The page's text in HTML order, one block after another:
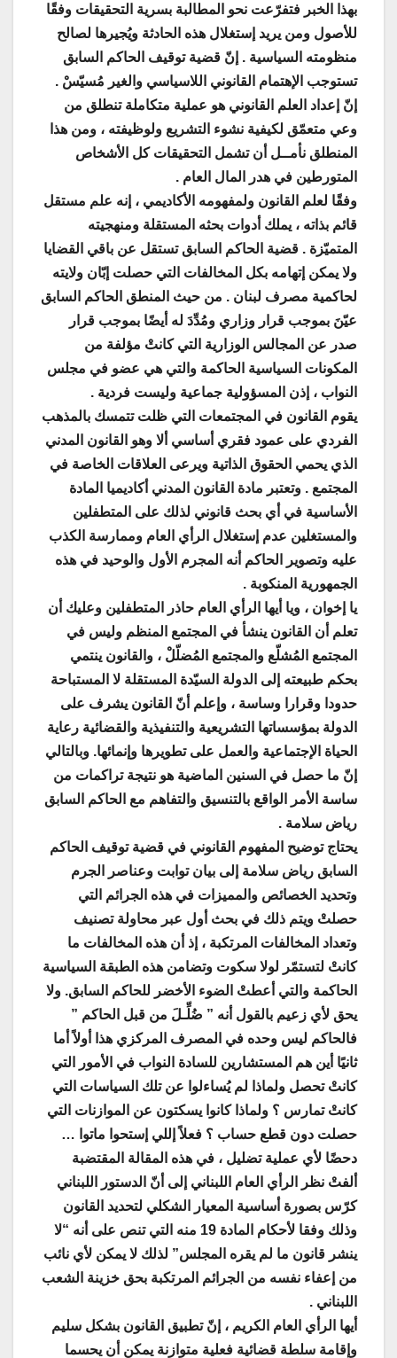
بهذا الخبر فتفرّعت نحو المطالبة بسرية التحقيقات وفقًا
للأصول ومن يريد إستغلال هذه الحادثة ويُجيرها لصالح
منظومته السياسية . إنّ قضية توقيف الحاكم السابق
تستوجب الإهتمام القانوني اللاسياسي والغير مُسيّسْ .
إنّ إعداد العلم القانوني هو عملية متكاملة تنطلق من
وعي متعمّق لكيفية نشوء التشريع ولوظيفته ، ومن هذا
المنطلق نأمــل أن تشمل التحقيقات كل الأشخاص
المتورطين في هدر المال العام .
وفقًا لعلم القانون ولمفهومه الأكاديمي ، إنه علم مستقل
قائم بذاته ، يملك أدوات بحثه المستقلة ومنهجيته
المتميّزة . قضية الحاكم السابق تستقل عن باقي القضايا
ولا يمكن إتهامه بكل المخالفات التي حصلت إبّان ولايته
لحاكمية مصرف لبنان . من حيث المنطق الحاكم السابق
عيّنَ بموجب قرار وزاري ومُدِّدَ له أيضًا بموجب قرار
صدر عن المجالس الوزارية التي كانتْ مؤلفة من
المكونات السياسية الحاكمة والتي هي عضو في مجلس
النواب ، إذن المسؤولية جماعية وليست فردية .
يقوم القانون في المجتمعات التي ظلت تتمسك بالمذهب
الفردي على عمود فقري أساسي ألا وهو القانون المدني
الذي يحمي الحقوق الذاتية ويرعى العلاقات الخاصة في
المجتمع . وتعتبر مادة القانون المدني أكاديميا المادة
الأساسية في أي بحث قانوني لذلك على المتطفلين
والمستغلين عدم إستغلال الرأي العام وممارسة الكذب
عليه وتصوير الحاكم أنه المجرم الأول والوحيد في هذه
الجمهورية المنكوبة .
يا إخوان ، ويا أيها الرأي العام حاذر المتطفلين وعليك أن
تعلم أن القانون ينشأ في المجتمع المنظم وليس في
المجتمع المُشلّع والمجتمع المُضلّلْ ، والقانون ينتمي
بحكم طبيعته إلى الدولة السيّدة المستقلة لا المستباحة
حدودا وقرارا وساسة ، وإعلم أنّ القانون يشرف على
الدولة بمؤسساتها التشريعية والتنفيذية والقضائية رعاية
الحياة الإجتماعية والعمل على تطويرها وإنمائها. وبالتالي
إنّ ما حصل في السنين الماضية هو نتيجة تراكمات من
ساسة الأمر الواقع بالتنسيق والتفاهم مع الحاكم السابق
رياض سلامة .
يحتاج توضيح المفهوم القانوني في قضية توقيف الحاكم
السابق رياض سلامة إلى بيان توابت وعناصر الجرم
وتحديد الخصائص والمميزات في هذه الجرائم التي
حصلتْ ويتم ذلك في بحث أول عبر محاولة تصنيف
وتعداد المخالفات المرتكبة ، إذ أن هذه المخالفات ما
كانتْ لتستمّر لولا سكوت وتضامن هذه الطبقة السياسية
الحاكمة والتي أعطتْ الضوء الأخضر للحاكم السابق. ولا
يحق لأي زعيم بالقول أنه ” ضُلِّـلَ من قبل الحاكم ”
فالحاكم ليس وحده في المصرف المركزي هذا أولاً أما
ثانيًا أين هم المستشارين للسادة النواب في الأمور التي
كانتْ تحصل ولماذا لم يُساءلوا عن تلك السياسات التي
كانتْ تمارس ؟ ولماذا كانوا يسكتون عن الموازنات التي
حصلت دون قطع حساب ؟ فعلاً إللي إستحوا ماتوا …
دحضًا لأي عملية تضليل ، في هذه المقالة المقتضبة
ألفتْ نظر الرأي العام اللبناني إلى أنّ الدستور اللبناني
كرّس بصورة أساسية المعيار الشكلي لتحديد القانون
وذلك وفقا لأحكام المادة 19 منه التي تنص على أنه “لا
ينشر قانون ما لم يقره المجلس” لذلك لا يمكن لأي نائب
من إعفاء نفسه من الجرائم المرتكبة بحق خزينة الشعب
اللبناني .
أيها الرأي العام الكريم ، إنّ تطبيق القانون بشكل سليم
وإقامة سلطة قضائية فعلية متوازنة يمكن أن يحسما